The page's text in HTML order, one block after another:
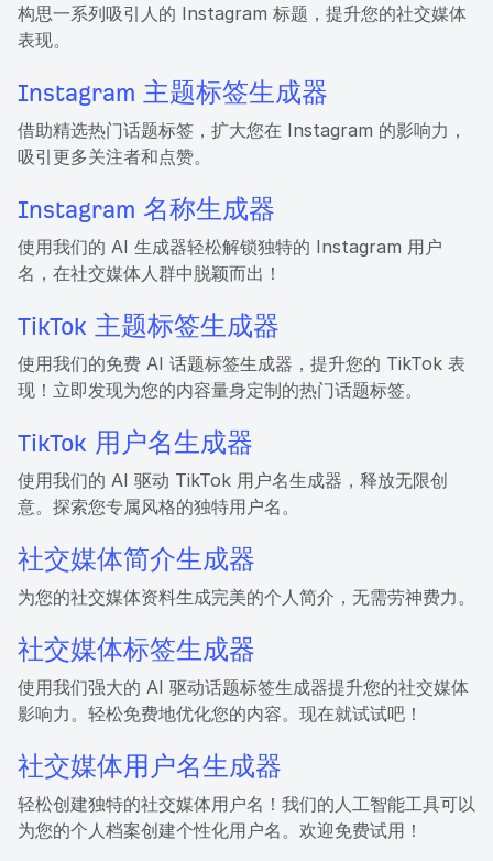
构思一系列吸引人的 Instagram 标题，提升您的社交媒体
表现。
Instagram 主题标签生成器
借助精选热门话题标签，扩大您在 Instagram 的影响力，
吸引更多关注者和点赞。
Instagram 名称生成器
使用我们的 AI 生成器轻松解锁独特的 Instagram 用户
名，在社交媒体人群中脱颖而出！
TikTok 主题标签生成器
使用我们的免费 AI 话题标签生成器，提升您的 TikTok 表
现！立即发现为您的内容量身定制的热门话题标签。
TikTok 用户名生成器
使用我们的 AI 驱动 TikTok 用户名生成器，释放无限创
意。探索您专属风格的独特用户名。
社交媒体简介生成器
为您的社交媒体资料生成完美的个人简介，无需劳神费力。
社交媒体标签生成器
使用我们强大的 AI 驱动话题标签生成器提升您的社交媒体
影响力。轻松免费地优化您的内容。现在就试试吧！
社交媒体用户名生成器
轻松创建独特的社交媒体用户名！我们的人工智能工具可以
为您的个人档案创建个性化用户名。欢迎免费试用！